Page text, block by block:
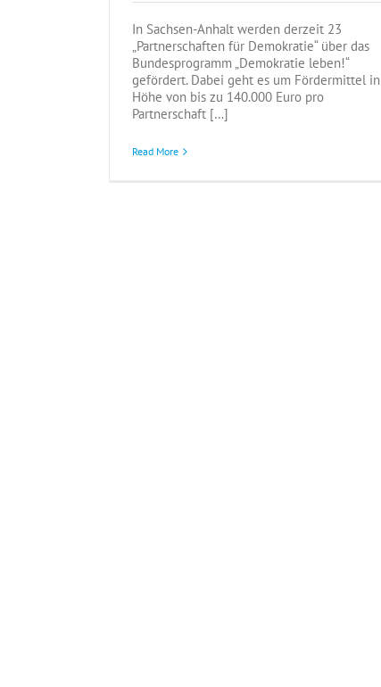
In Sachsen-Anhalt werden derzeit 23
„Partnerschaften für Demokratie“ über das
Bundesprogramm „Demokratie leben!“
gefördert. Dabei geht es um Fördermittel in
Höhe von bis zu 140.000 Euro pro
Partnerschaft […]
Read More